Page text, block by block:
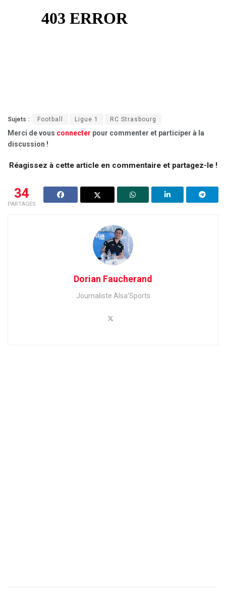
Sujets : Football Ligue 1 RC Strasbourg
Merci de vous connecter pour commenter et participer à la
discussion !
Réagissez à cette article en commentaire et partagez-le !
34
PARTAGES
Dorian Faucherand
Journaliste Alsa'Sports